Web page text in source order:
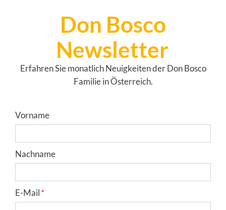
Don Bosco
Newsletter
Erfahren Sie monatlich Neuigkeiten der Don Bosco
Familie in Österreich.
Tracking ID
Fax
URL
Tracking ID
Tracking ID
Fax
Vorname
Nachname
E-Mail *